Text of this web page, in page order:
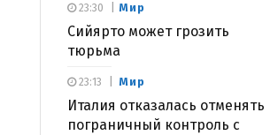
Мир
Сийярто может грозить
тюрьма
23:30
Мир
Италия отказалась отменять
пограничный контроль с
23:13